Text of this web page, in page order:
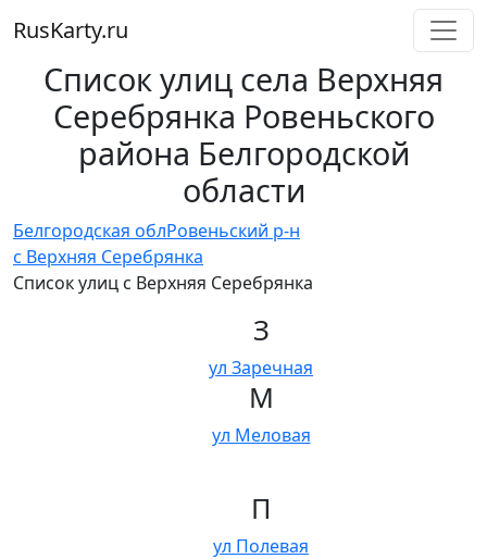
RusKarty.ru
Список улиц села Верхняя
Серебрянка Ровеньского
района Белгородской
области
Белгородская облРовеньский р-н
с Верхняя Серебрянка
Список улиц с Верхняя Серебрянка
З
ул Заречная
М
ул Меловая
П
ул Полевая